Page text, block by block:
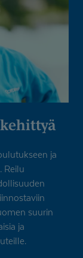
kehittyä
ja
Reilu
suurin
ja